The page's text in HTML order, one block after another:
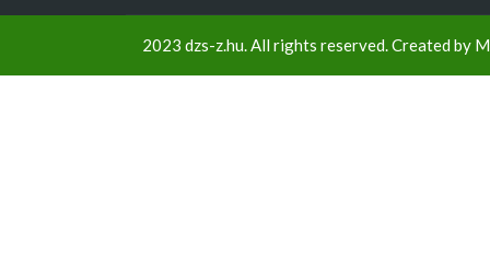
2023 dzs-z.hu. All rights reserved. Created by